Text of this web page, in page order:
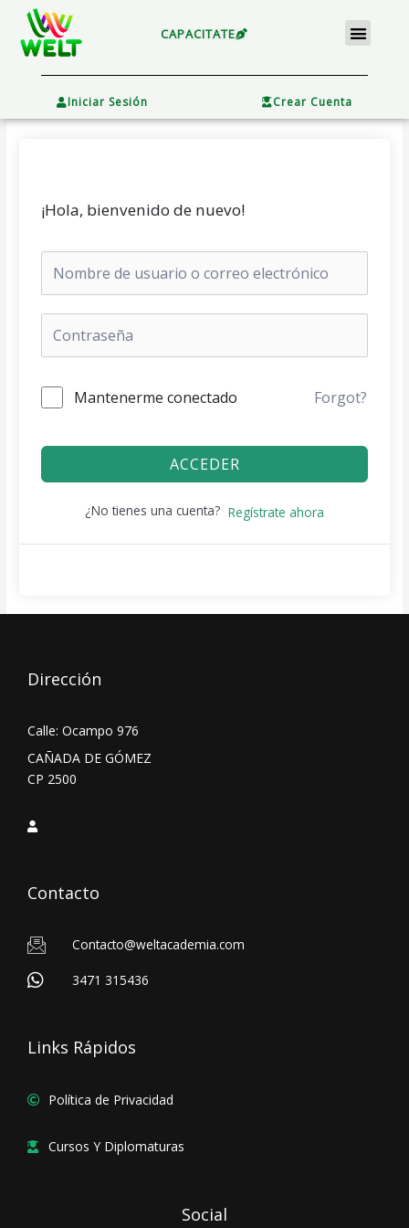
contenido
CAPACITATE Menu
Iniciar Sesión Crear Cuenta
¡Hola, bienvenido de nuevo!
Mantenerme conectado Forgot?
ACCEDER
¿No tienes una cuenta? Regístrate ahora
Dirección
Calle: Ocampo 976
CAÑADA DE GÓMEZ
CP 2500
Contacto
Contacto@weltacademia.com
3471 315436
Links Rápidos
Política de Privacidad
Cursos Y Diplomaturas
Social